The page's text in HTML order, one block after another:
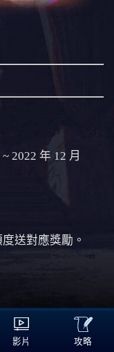
2022 年 12 月
送對應獎勵。
影片

攻略